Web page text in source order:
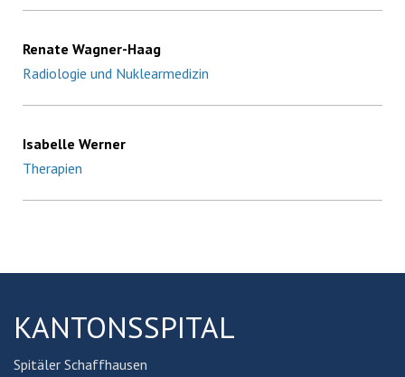
Renate Wagner-Haag
Radiologie und Nuklearmedizin
Isabelle Werner
Therapien
KANTONSSPITAL
Spitäler Schaffhausen